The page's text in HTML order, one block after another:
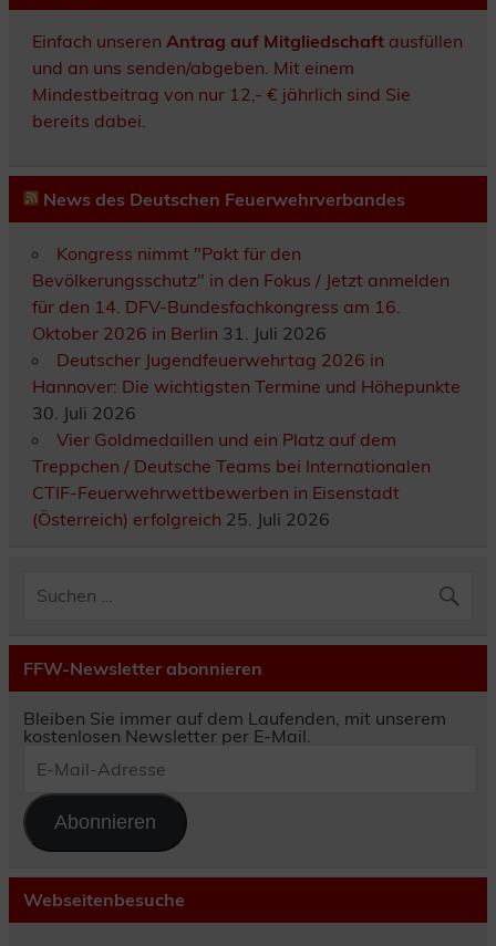
Einfach unseren Antrag auf Mitgliedschaftausfüllen
und an uns senden/abgeben. Mit einem
Mindestbeitrag von nur 12,- € jährlich sind Sie
bereits dabei.
News des Deutschen Feuerwehrverbandes
Kongress nimmt "Pakt für den
Bevölkerungsschutz" in den Fokus / Jetzt anmelden
für den 14. DFV-Bundesfachkongress am 16.
Oktober 2026 in Berlin 31. Juli 2026
Deutscher Jugendfeuerwehrtag 2026 in
Hannover: Die wichtigsten Termine und Höhepunkte
30. Juli 2026
Vier Goldmedaillen und ein Platz auf dem
Treppchen / Deutsche Teams bei Internationalen
CTIF-Feuerwehrwettbewerben in Eisenstadt
(Österreich) erfolgreich 25. Juli 2026
FFW-Newsletter abonnieren
Bleiben Sie immer auf dem Laufenden, mit unserem
kostenlosen Newsletter per E-Mail.
Mail-
Abonnieren
Webseitenbesuche